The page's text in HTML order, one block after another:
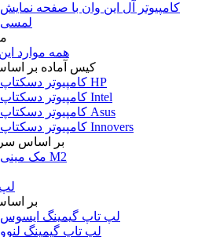
کامپیوتر آل این وان با صفحه نمایش
لمسی
همه موارد
کیس آماده بر
کامپیوتر دسکتاپ HP
کامپیوتر دسکتاپ Intel
کامپیوتر دسکتاپ Asus
کامپیوتر دسکتاپ Innovers
بر اساس
مک مینی M2
بر
لپ تاپ گیمینگ ایسوس
لپ تاپ گیمینگ لنوو